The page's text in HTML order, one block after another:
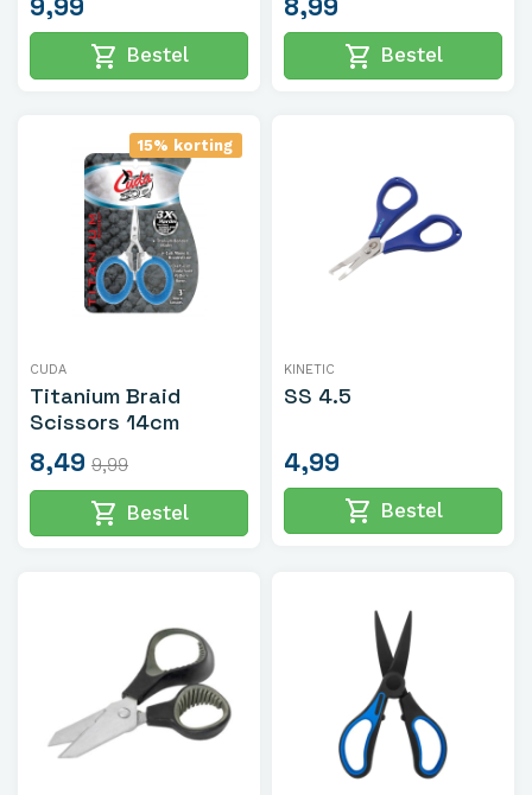
shopping_cart Bestel shopping_cart Bestel
15% korting
CUDA
Titanium Braid
Scissors 14cm
8,49 9,99
shopping_cart Bestel
KINETIC
SS 4.5
4,99
shopping_cart Bestel